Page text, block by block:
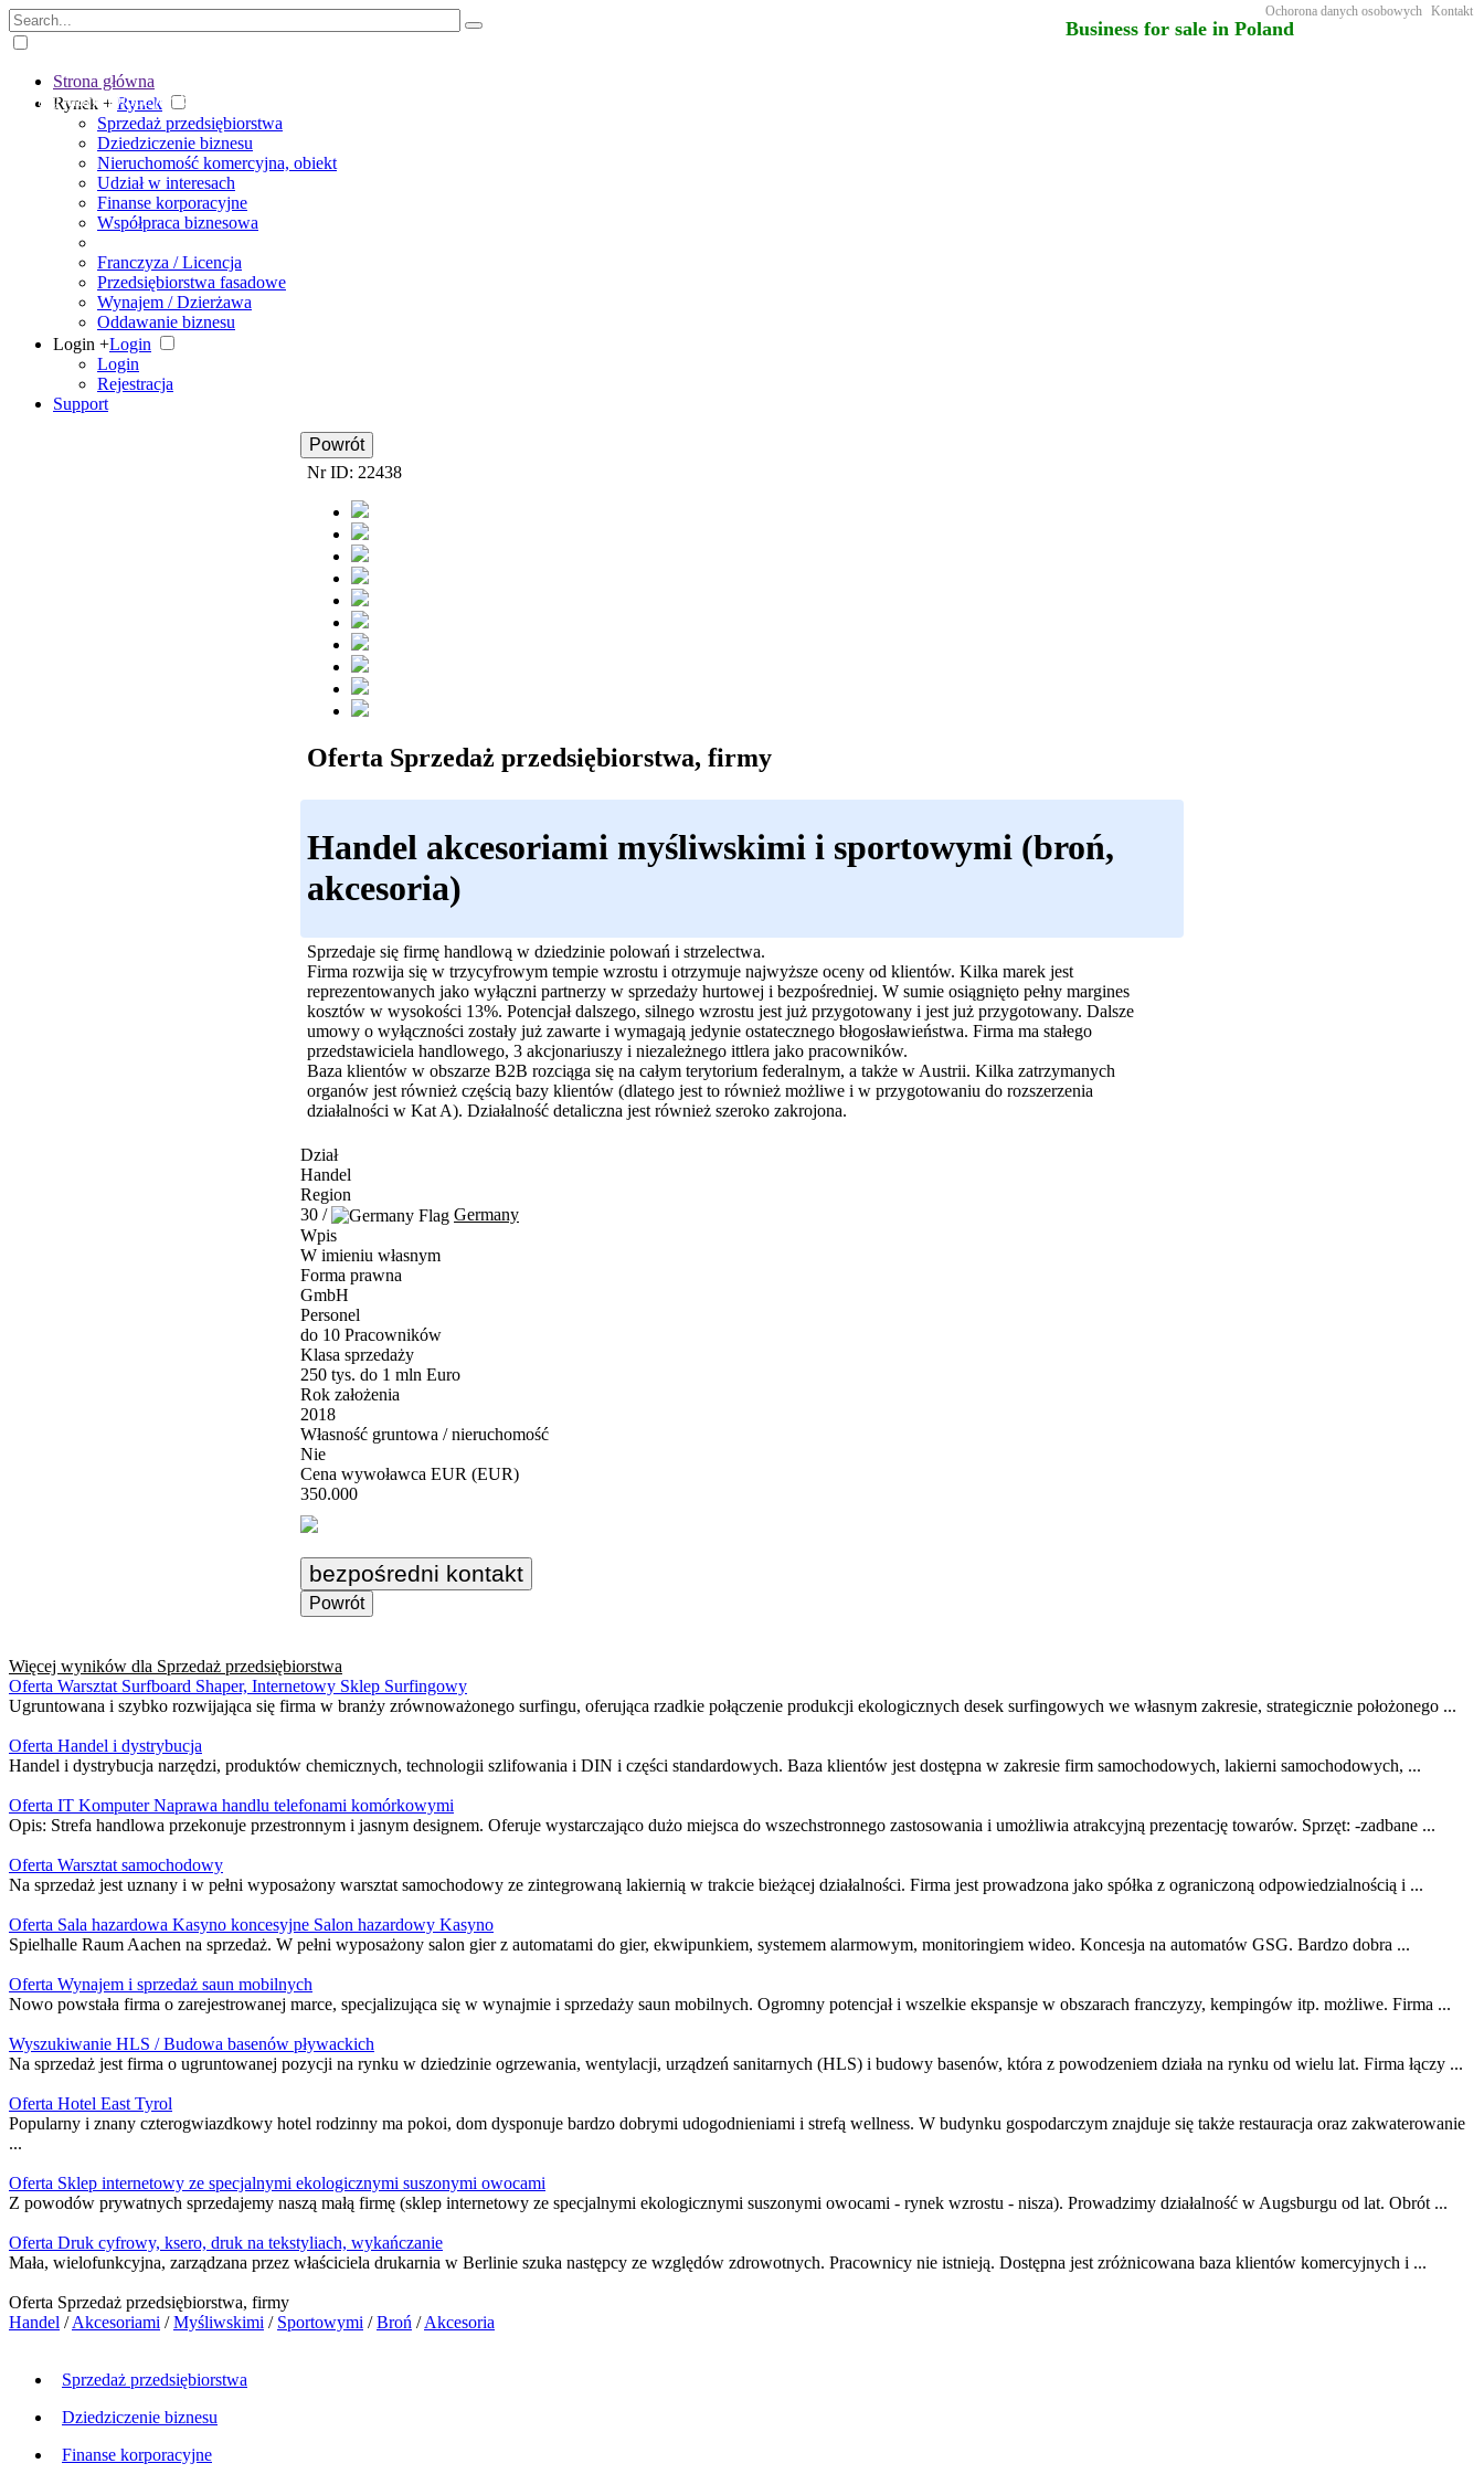
Business for sale in Poland
The big marketplace for business
Ochorona danych osobowych Kontakt
Strona główna
Rynek + Rynek
Sprzedaż przedsiębiorstwa
Dziedziczenie biznesu
Nieruchomość komercyjna, obiekt
Udział w interesach
Finanse korporacyjne
Współpraca biznesowa
Franczyza / Licencja
Przedsiębiorstwa fasadowe
Wynajem / Dzierżawa
Oddawanie biznesu
Login +Login
Login
Rejestracja
Support
Powrót
Nr ID: 22438
Oferta Sprzedaż przedsiębiorstwa, firmy
Handel akcesoriami myśliwskimi i sportowymi (broń,
akcesoria)
Sprzedaje się firmę handlową w dziedzinie polowań i strzelectwa.
Firma rozwija się w trzycyfrowym tempie wzrostu i otrzymuje najwyższe oceny od klientów. Kilka marek jest
reprezentowanych jako wyłączni partnerzy w sprzedaży hurtowej i bezpośredniej. W sumie osiągnięto pełny margines
kosztów w wysokości 13%. Potencjał dalszego, silnego wzrostu jest już przygotowany i jest już przygotowany. Dalsze
umowy o wyłączności zostały już zawarte i wymagają jedynie ostatecznego błogosławieństwa. Firma ma stałego
przedstawiciela handlowego, 3 akcjonariuszy i niezależnego ittlera jako pracowników.
Baza klientów w obszarze B2B rozciąga się na całym terytorium federalnym, a także w Austrii. Kilka zatrzymanych
organów jest również częścią bazy klientów (dlatego jest to również możliwe i w przygotowaniu do rozszerzenia
działalności w Kat A). Działalność detaliczna jest również szeroko zakrojona.
Dział
Handel
Region
30 /
Germany
Wpis
W imieniu własnym
Forma prawna
GmbH
Personel
do 10 Pracowników
Klasa sprzedaży
250 tys. do 1 mln Euro
Rok założenia
2018
Własność gruntowa / nieruchomość
Nie
Cena wywoławca EUR (EUR)
350.000
bezpośredni kontakt
Powrót
Więcej wyników dla Sprzedaż przedsiębiorstwa
Oferta Warsztat Surfboard Shaper, Internetowy Sklep Surfingowy
Ugruntowana i szybko rozwijająca się firma w branży zrównoważonego surfingu, oferująca rzadkie połączenie produkcji ekologicznych desek surfingowych we własnym zakresie, strategicznie położonego ...
Oferta Handel i dystrybucja
Handel i dystrybucja narzędzi, produktów chemicznych, technologii szlifowania i DIN i części standardowych. Baza klientów jest dostępna w zakresie firm samochodowych, lakierni samochodowych, ...
Oferta IT Komputer Naprawa handlu telefonami komórkowymi
Opis: Strefa handlowa przekonuje przestronnym i jasnym designem. Oferuje wystarczająco dużo miejsca do wszechstronnego zastosowania i umożliwia atrakcyjną prezentację towarów. Sprzęt: -zadbane ...
Oferta Warsztat samochodowy
Na sprzedaż jest uznany i w pełni wyposażony warsztat samochodowy ze zintegrowaną lakiernią w trakcie bieżącej działalności. Firma jest prowadzona jako spółka z ograniczoną odpowiedzialnością i ...
Oferta Sala hazardowa Kasyno koncesyjne Salon hazardowy Kasyno
Spielhalle Raum Aachen na sprzedaż. W pełni wyposażony salon gier z automatami do gier, ekwipunkiem, systemem alarmowym, monitoringiem wideo. Koncesja na automatów GSG. Bardzo dobra ...
Oferta Wynajem i sprzedaż saun mobilnych
Nowo powstała firma o zarejestrowanej marce, specjalizująca się w wynajmie i sprzedaży saun mobilnych. Ogromny potencjał i wszelkie ekspansje w obszarach franczyzy, kempingów itp. możliwe. Firma ...
Wyszukiwanie HLS / Budowa basenów pływackich
Na sprzedaż jest firma o ugruntowanej pozycji na rynku w dziedzinie ogrzewania, wentylacji, urządzeń sanitarnych (HLS) i budowy basenów, która z powodzeniem działa na rynku od wielu lat. Firma łączy ...
Oferta Hotel East Tyrol
Popularny i znany czterogwiazdkowy hotel rodzinny ma pokoi, dom dysponuje bardzo dobrymi udogodnieniami i strefą wellness. W budynku gospodarczym znajduje się także restauracja oraz zakwaterowanie
...
Oferta Sklep internetowy ze specjalnymi ekologicznymi suszonymi owocami
Z powodów prywatnych sprzedajemy naszą małą firmę (sklep internetowy ze specjalnymi ekologicznymi suszonymi owocami - rynek wzrostu - nisza). Prowadzimy działalność w Augsburgu od lat. Obrót ...
Oferta Druk cyfrowy, ksero, druk na tekstyliach, wykańczanie
Mała, wielofunkcyjna, zarządzana przez właściciela drukarnia w Berlinie szuka następcy ze względów zdrowotnych. Pracownicy nie istnieją. Dostępna jest zróżnicowana baza klientów komercyjnych i ...
Oferta Sprzedaż przedsiębiorstwa, firmy
Handel /Akcesoriami /Myśliwskimi / Sportowymi /Broń /Akcesoria
Sprzedaż przedsiębiorstwa
Dziedziczenie biznesu
Finanse korporacyjne